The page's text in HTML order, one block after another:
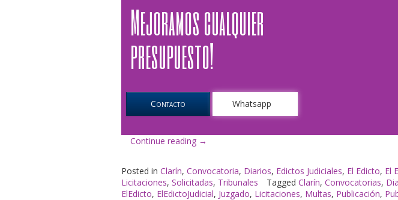
Mejoramos cualquier
presupuesto!
Contacto Whatsapp
Continue reading «El
Clarín»
→
Posted in Clarín, Convocatoria, Diarios, Edictos Judiciales, El Edicto, El
Licitaciones, Solicitadas, Tribunales Tagged Clarín, Convocatorias,
ElEdicto, ElEdictoJudicial, Juzgado, Licitaciones, Multas, Publicación,